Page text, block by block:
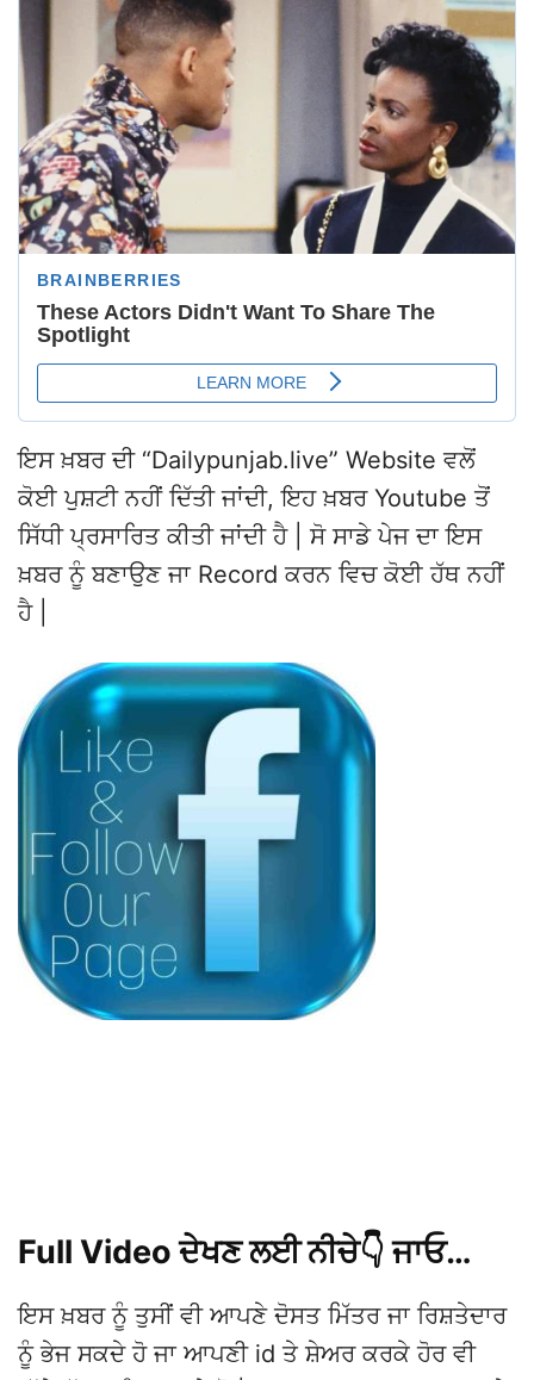
ਇਸ ਖ਼ਬਰ ਦੀ “Dailypunjab.live” Website ਵਲੋਂ
ਕੋਈ ਪੁਸ਼ਟੀ ਨਹੀਂ ਦਿੱਤੀ ਜਾਂਦੀ, ਇਹ ਖ਼ਬਰ Youtube ਤੋਂ
ਸਿੱਧੀ ਪ੍ਰਸਾਰਿਤ ਕੀਤੀ ਜਾਂਦੀ ਹੈ | ਸੋ ਸਾਡੇ ਪੇਜ ਦਾ ਇਸ
ਖ਼ਬਰ ਨੂੰ ਬਣਾਉਣ ਜਾ Record ਕਰਨ ਵਿਚ ਕੋਈ ਹੱਥ ਨਹੀਂ
ਹੈ |
Full Video ਦੇਖਣ ਲਈ ਨੀਚੇ👇 ਜਾਓ…
ਇਸ ਖ਼ਬਰ ਨੂੰ ਤੁਸੀਂ ਵੀ ਆਪਣੇ ਦੋਸਤ ਮਿੱਤਰ ਜਾ ਰਿਸ਼ਤੇਦਾਰ
ਨੂੰ ਭੇਜ ਸਕਦੇ ਹੋ ਜਾ ਆਪਣੀ id ਤੇ ਸ਼ੇਅਰ ਕਰਕੇ ਹੋਰ ਵੀ